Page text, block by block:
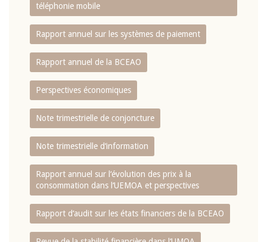
téléphonie mobile
Rapport annuel sur les systèmes de paiement
Rapport annuel de la BCEAO
Perspectives économiques
Note trimestrielle de conjoncture
Note trimestrielle d‘information
Rapport annuel sur l‘évolution des prix à la
consommation dans l‘UEMOA et perspectives
Rapport d‘audit sur les états financiers de la BCEAO